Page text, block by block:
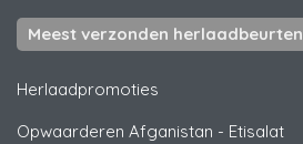
Meest verzonden herlaadbeurten
Herlaadpromoties
Opwaarderen Afganistan - Etisalat